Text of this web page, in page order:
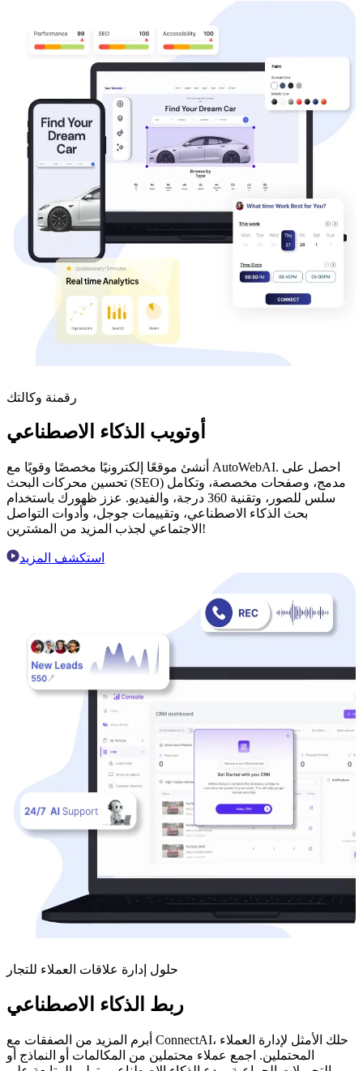
رقمنة وكالتك
أوتويب الذكاء الاصطناعي
أنشئ موقعًا إلكترونيًا مخصصًا وقويًا مع AutoWebAI. احصل على
تحسين محركات البحث (SEO) مدمج، وصفحات مخصصة، وتكامل
سلس للصور، وتقنية 360 درجة، والفيديو. عزز ظهورك باستخدام
بحث الذكاء الاصطناعي، وتقييمات جوجل، وأدوات التواصل
الاجتماعي لجذب المزيد من المشترين!
استكشف المزيد
حلول إدارة علاقات العملاء للتجار
ربط الذكاء الاصطناعي
أبرم المزيد من الصفقات مع ConnectAI، حلك الأمثل لإدارة العملاء
المحتملين. اجمع عملاء محتملين من المكالمات أو النماذج أو